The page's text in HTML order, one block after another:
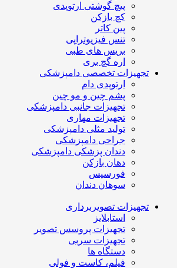
پیچ گوشتی ارتوپدی
کچ بازکن
پین کاتر
تنس فیزیوتراپی
بریس های طبی
اره گچ بری
تجهیزات تخصصی دامپزشکی
ارتوپدی دام
پشم چین و مو چین
تجهیزات جانبی دامپزشکی
تجهیزات مهاری
تولید مثلی دامپزشکی
جراحی دامپزشکی
دندان پزشکی دامپزشکی
دهان بازکن
فورسپس
سوهان دندان
تجهیزات تصویربرداری
استابلایز
تجهیزات پروسس تصویر
تجهیزات سربی
دستگاه ها
فیلم، کاست و فولی